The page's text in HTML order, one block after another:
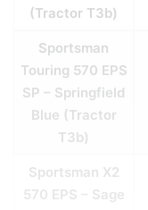
(Tractor T3b)
Sportsman
Touring 570 EPS
SP – Springfield
Blue (Tractor
T3b)
Sportsman X2
570 EPS – Sage